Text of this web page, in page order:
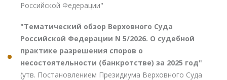
Российской Федерации"
"Тематический обзор Верховного Суда
Российской Федерации N 5/2026. О судебной
практике разрешения споров о
несостоятельности (банкротстве) за 2025 год"
(утв. Постановлением Президиума Верховного Суда